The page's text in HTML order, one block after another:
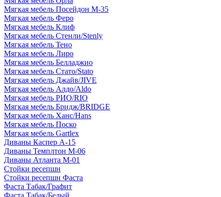
Мягкая мебель Посейдон М-35
Мягкая мебель Феро
Мягкая мебель Клиф
Мягкая мебель Стенли/Stenly
Мягкая мебель Тено
Мягкая мебель Лиро
Мягкая мебель Белладжио
Мягкая мебель Стато/Stato
Мягкая мебель Джайв/JIVE
Мягкая мебель Алдо/Aldo
Мягкая мебель РИО/RIO
Мягкая мебель Бридж/BRIDGE
Мягкая мебель Ханс/Hans
Мягкая мебель Поско
Мягкая мебель Gartlex
Диваны Каспер А-15
Диваны Темплтон М-06
Диваны Атланта М-01
Стойки ресепшн
Стойки ресепшн Фаста
Фаста Табак/Графит
Фаста Табак/Белый